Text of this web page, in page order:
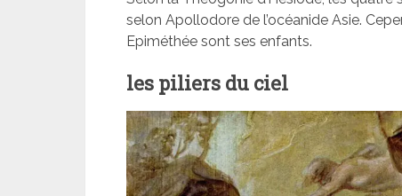
selon Apollodore de l’océanide Asie.
Epiméthée sont ses enfants.
les piliers du ciel